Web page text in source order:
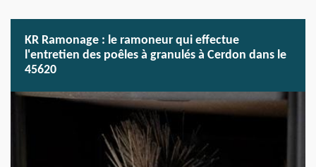
KR Ramonage : le ramoneur qui effectue
l'entretien des poêles à granulés à Cerdon dans le
45620